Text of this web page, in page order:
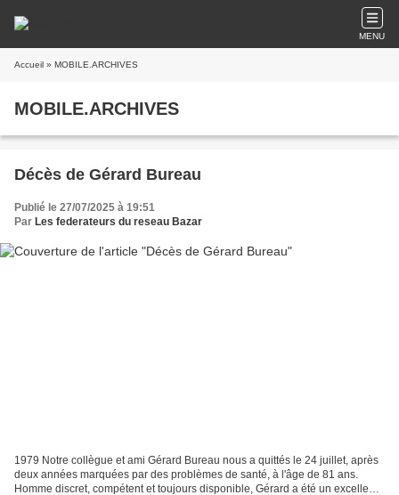
MENU
Accueil » MOBILE.ARCHIVES
MOBILE.ARCHIVES
Décès de Gérard Bureau
Publié le 27/07/2025 à 19:51
Par Les federateurs du reseau Bazar
1979 Notre collègue et ami Gérard Bureau nous a quittés le 24 juillet, après
deux années marquées par des problèmes de santé, à l'âge de 81 ans.
Homme discret, compétent et toujours disponible, Gérard a été un excellent